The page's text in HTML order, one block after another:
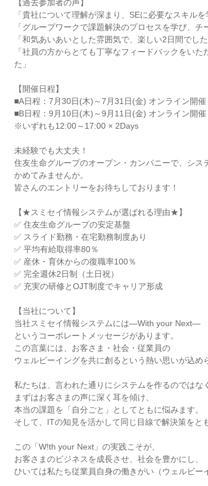
【過去参加者の声】
「貴社について理解が深まり、SEに必要なスキルを
「グループワークで課題解決のプロセスを学び、チ
「和気あいあいとした雰囲気で、楽しい2日間でした
「社員の方からとても丁寧なフィードバックをい
た」
【開催日程】
■A日程：7月30日(木)～7月31日(金) オンライン開
■B日程：9月10日(木)～9月11日(金) オンライン開催
※いずれも12:00～17:00 × 2Days
未経験でも大丈夫！
住友生命グループのオープン・カンパニーで、シ
かめてみませんか。
皆さんのエントリーをお待ちしております！
【★スミセイ情報システムが選ばれる理由★】
✅ 住友生命グループの安定基盤
✅ スライド勤務・在宅勤務制度あり
✅ 平均有給取得率80％
✅ 産休・育休からの復職率100％
✅ 完全週休2日制（土日祝）
✅ 充実の研修とOJT制度でキャリア形成
【当社について】
当社スミセイ情報システムには―With your Next―
というコーポレートメッセージがあります。
この言葉には、お客さま・社会・従業員の
ウェルビーイングを共に創るという熱い思いが込め
私たちは、言われた通りにシステムを作るのではな
まずはお客さまの声に深く耳を傾け、
本当の課題を「自分ごと」としてともに悩みます。
そして、ITの知見を活かして同じ目線で解決策をと
この「W!th your Next」の実践こそが、
お客さまのビジネスを成長させ、社会を豊かにし、
ひいては私たち従業員自身の働きがい（ウェルビー